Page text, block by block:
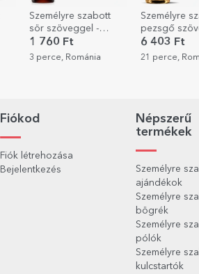
Személyre szabott
pezsgő szöveggel
születésnapokra -
Arany
6 403 Ft
21 perce, Románia
StarGift
400 Ft
21 perce,
Fiókod
Fiók létrehozása
Bejelentkezés
Népszerű
termékek
Személyre
ajándékok
Személyre
bögrék
Személyre
pólók
Személyre
kulcstartók